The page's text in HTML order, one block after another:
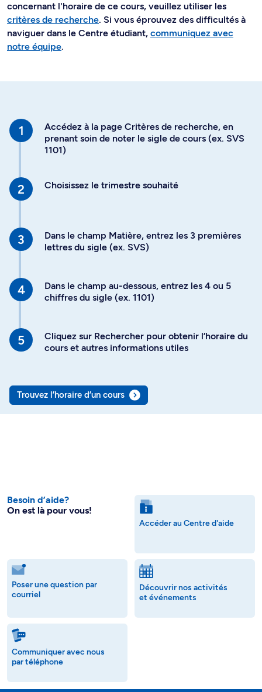
concernant l'horaire de ce cours, veuillez utiliser les
critères de recherche. Si vous éprouvez des difficultés à
naviguer dans le Centre étudiant, communiquez avec
notre équipe.
Accédez à la page Critères de recherche, en
prenant soin de noter le sigle de cours (ex. SVS
1101)
Choisissez le trimestre souhaité
Dans le champ Matière, entrez les 3 premières
lettres du sigle (ex. SVS)
Dans le champ au-dessous, entrez les 4 ou 5
chiffres du sigle (ex. 1101)
Cliquez sur Rechercher pour obtenir l’horaire du
cours et autres informations utiles
Trouvez l’horaire d’un cours
Besoin d’aide?
On est là pour vous!
Accéder au Centre d'aide
Poser une question par
courriel
Découvrir nos activités
et événements
Communiquer avec nous
par téléphone